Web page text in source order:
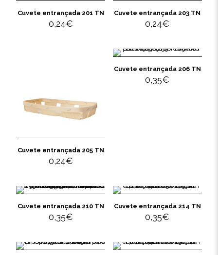
Cuvete entrançada 201 TN
0,24€
Cuvete entrançada 203 TN
0,24€
Cuvete entrançada 205 TN
0,24€
Cuvete entrançada 206 TN
0,35€
Cuvete entrançada 210 TN
0,35€
Cuvete entrançada 214 TN
0,35€